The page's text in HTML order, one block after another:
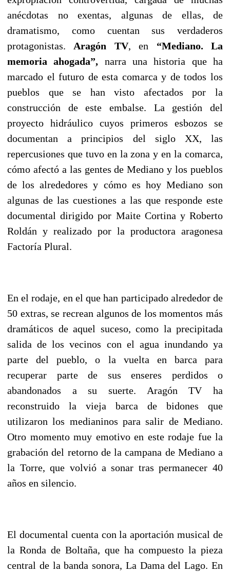
anécdotas no exentas, algunas de ellas, de
dramatismo, como cuentan sus verdaderos
protagonistas. Aragón TV, en “Mediano. La
memoria ahogada”, narra una historia que ha
marcado el futuro de esta comarca y de todos los
pueblos que se han visto afectados por la
construcción de este embalse. La gestión del
proyecto hidráulico cuyos primeros esbozos se
documentan a principios del siglo XX, las
repercusiones que tuvo en la zona y en la comarca,
cómo afectó a las gentes de Mediano y los pueblos
de los alrededores y cómo es hoy Mediano son
algunas de las cuestiones a las que responde este
documental dirigido por Maite Cortina y Roberto
Roldán y realizado por la productora aragonesa
Factoría Plural.
En el rodaje, en el que han participado alrededor de
50 extras, se recrean algunos de los momentos más
dramáticos de aquel suceso, como la precipitada
salida de los vecinos con el agua inundando ya
parte del pueblo, o la vuelta en barca para
recuperar parte de sus enseres perdidos o
abandonados a su suerte. Aragón TV ha
reconstruido la vieja barca de bidones que
utilizaron los medianinos para salir de Mediano.
Otro momento muy emotivo en este rodaje fue la
grabación del retorno de la campana de Mediano a
la Torre, que volvió a sonar tras permanecer 40
años en silencio.
El documental cuenta con la aportación musical de
la Ronda de Boltaña, que ha compuesto la pieza
central de la banda sonora, La Dama del Lago. En